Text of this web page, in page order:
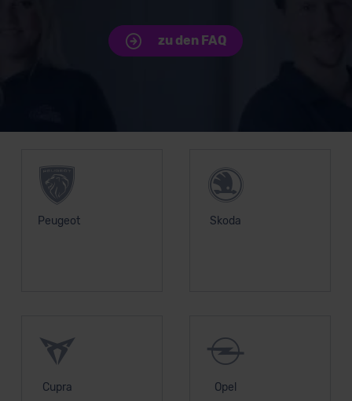
zu den FAQ
Peugeot Skoda
Cupra Opel